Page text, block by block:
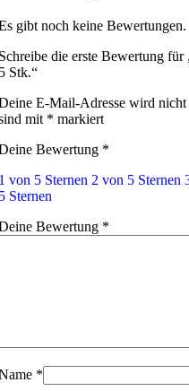
gibt noch keine Bewertungen.
die erste Bewertung für
Stk.“
E-Mail-Adresse wird
mit * markiert
Bewertung *
von 5 Sternen 2 von 5 Sternen
Sternen
Bewertung *
*